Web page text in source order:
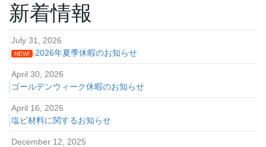
新着情報
July 31, 2026
NEW! 2026年夏季休暇のお知らせ
April 30, 2026
ゴールデンウィーク休暇のお知らせ
April 16, 2026
塩ビ材料に関するお知らせ
December 12, 2025